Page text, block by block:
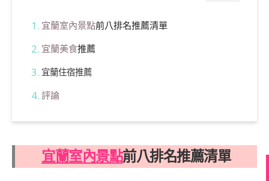
宜蘭室內景點前八排名推薦清單
宜蘭美食推薦
宜蘭住宿推薦
評論
宜蘭室內景點前八排名推薦清單